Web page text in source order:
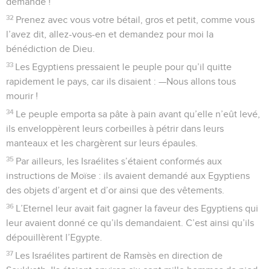
32 Prenez avec vous votre bétail, gros et petit, comme vous
l’avez dit, allez-vous-en et demandez pour moi la
bénédiction de Dieu.
33 Les Egyptiens pressaient le peuple pour qu’il quitte
rapidement le pays, car ils disaient : —Nous allons tous
mourir !
34 Le peuple emporta sa pâte à pain avant qu’elle n’eût levé,
ils enveloppèrent leurs corbeilles à pétrir dans leurs
manteaux et les chargèrent sur leurs épaules.
35 Par ailleurs, les Israélites s’étaient conformés aux
instructions de Moïse : ils avaient demandé aux Egyptiens
des objets d’argent et d’or ainsi que des vêtements.
36 L’Eternel leur avait fait gagner la faveur des Egyptiens qui
leur avaient donné ce qu’ils demandaient. C’est ainsi qu’ils
dépouillèrent l’Egypte.
37 Les Israélites partirent de Ramsès en direction de